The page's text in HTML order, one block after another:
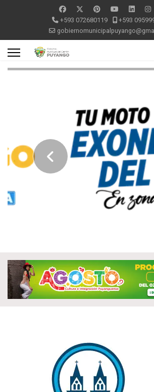
+593 072680119
+593